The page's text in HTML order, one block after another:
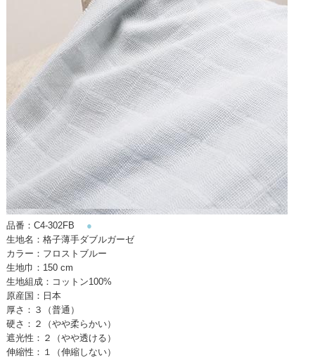
品番：C4-302FB ●
生地名：格子薄手ダブルガーゼ
カラー：フロストブルー
生地巾：150 cm
生地組成：コットン100%
原産国：日本
厚さ：３（普通）
硬さ：２（やや柔らかい）
遮光性：２（やや透ける）
伸縮性：１（伸縮しない）